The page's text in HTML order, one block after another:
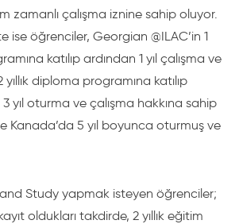
zamanlı çalışma iznine sahip oluyor.
ise öğrenciler, Georgian @ILAC’in 1
katılıp ardından 1 yıl çalışma ve
diploma programına katılıp
yıl oturma ve çalışma hakkına sahip
Kanada’da 5 yıl boyunca oturmuş ve
Study yapmak isteyen öğrenciler;
oldukları takdirde, 2 yıllık eğitim